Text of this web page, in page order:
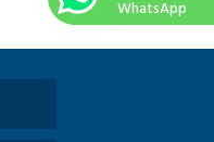
WhatsApp